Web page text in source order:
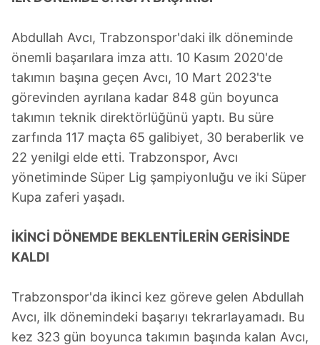
Abdullah Avcı, Trabzonspor'daki ilk döneminde
önemli başarılara imza attı. 10 Kasım 2020'de
takımın başına geçen Avcı, 10 Mart 2023'te
görevinden ayrılana kadar 848 gün boyunca
takımın teknik direktörlüğünü yaptı. Bu süre
zarfında 117 maçta 65 galibiyet, 30 beraberlik ve
22 yenilgi elde etti. Trabzonspor, Avcı
yönetiminde Süper Lig şampiyonluğu ve iki Süper
Kupa zaferi yaşadı.
İKİNCİ DÖNEMDE BEKLENTİLERİN GERİSİNDE
KALDI
Trabzonspor'da ikinci kez göreve gelen Abdullah
Avcı, ilk dönemindeki başarıyı tekrarlayamadı. Bu
kez 323 gün boyunca takımın başında kalan Avcı,